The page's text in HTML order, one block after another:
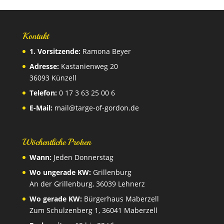
Kontakt
1. Vorsitzende:Ramona Beyer
Adresse:Kastanienweg 20
36093 Künzell
Telefon:0 17 3 63 25 00 6
E-Mail: mail@targe-of-gordon.de
Wöchentliche Proben
Wann:Jeden Donnerstag
Wo ungerade KW:Grillenburg
An der Grillenburg, 36039 Lehnerz
Wo gerade KW:Bürgerhaus Maberzell
Zum Schulzenberg 1, 36041 Maberzell